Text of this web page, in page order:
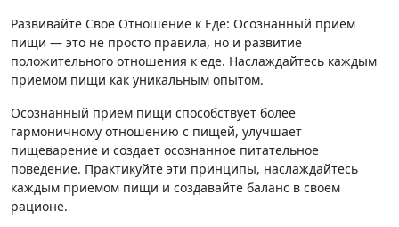
Развивайте Свое Отношение к Еде: Осознанный прием
пищи — это не просто правила, но и развитие
положительного отношения к еде. Наслаждайтесь каждым
приемом пищи как уникальным опытом.
Осознанный прием пищи способствует более
гармоничному отношению с пищей, улучшает
пищеварение и создает осознанное питательное
поведение. Практикуйте эти принципы, наслаждайтесь
каждым приемом пищи и создавайте баланс в своем
рационе.